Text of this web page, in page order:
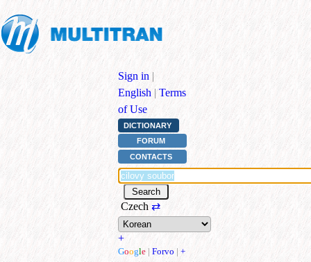
Sign in |
English | Terms
of Use
DICTIONARY
FORUM
CONTACTS
Czech ⇄
+
Google | Forvo | +